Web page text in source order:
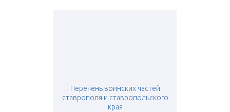
Перечень воинских частей
ставрополя и ставропольского
края